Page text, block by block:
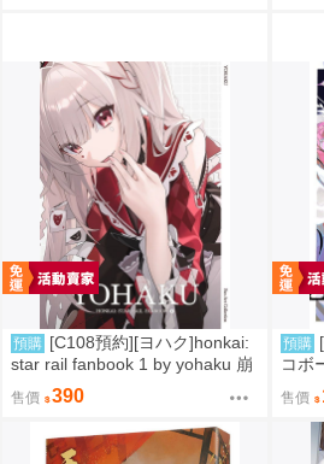
預購 [C108預約][ヨハク]honkai:
star rail fanbook 1 by yohaku 崩
壞：星穹鐵道 同人誌id=3767971
售價 390
預購
コボ
壞：
售價